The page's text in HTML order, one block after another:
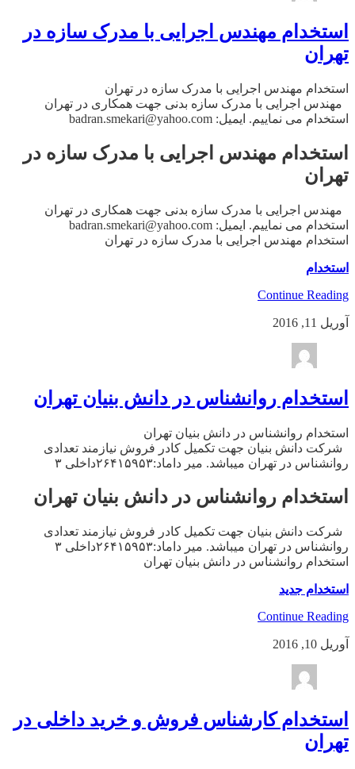
استخدام مهندس اجرایی با مدرک سازه در
تهران
استخدام مهندس اجرایی با مدرک سازه در تهران
مهندس اجرایی با مدرک سازه بدنی جهت همکاری در تهران
استخدام می نماییم. ایمیل: badran.smekari@yahoo.com
استخدام مهندس اجرایی با مدرک سازه در
تهران
مهندس اجرایی با مدرک سازه بدنی جهت همکاری در تهران
استخدام می نماییم. ایمیل: badran.smekari@yahoo.com
استخدام مهندس اجرایی با مدرک سازه در تهران
استخدام
Continue Reading
آوریل 11, 2016
استخدام روانشناس در دانش بنیان تهران
استخدام روانشناس در دانش بنیان تهران
شرکت دانش بنیان جهت تکمیل کادر فروش نیازمند تعدادی
روانشناس در تهران میباشد. میر داماد:۲۶۴۱۵۹۵۳داخلی ۳
استخدام روانشناس در دانش بنیان تهران
شرکت دانش بنیان جهت تکمیل کادر فروش نیازمند تعدادی
روانشناس در تهران میباشد. میر داماد:۲۶۴۱۵۹۵۳داخلی ۳
استخدام روانشناس در دانش بنیان تهران
استخدام جدید
Continue Reading
آوریل 10, 2016
استخدام کارشناس فروش و خرید داخلی در
تهران